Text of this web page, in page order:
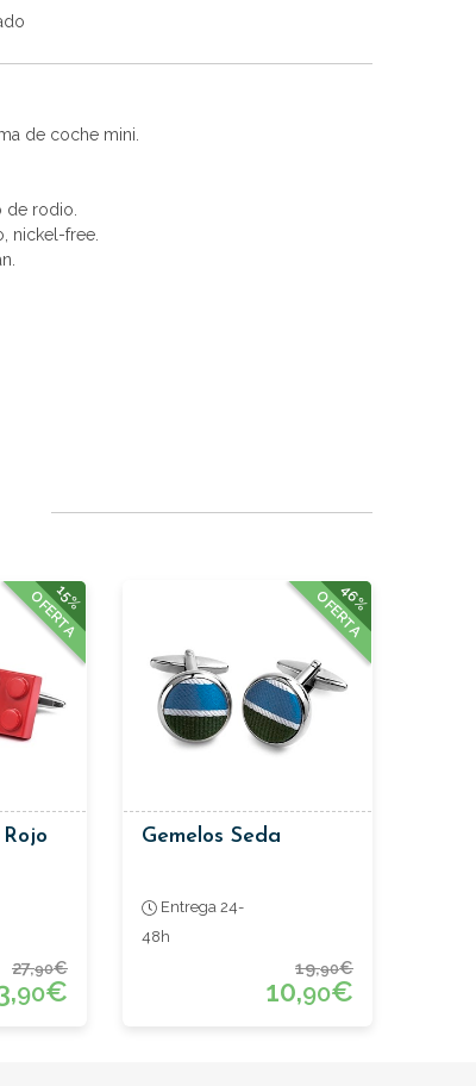
de coche mini.
de rodio.
nickel-free.
15%
OFERTA
27,90€
90€
46%
OFERTA
Gemelos Seda
Entrega 24-
48h
19,90€
10,90€